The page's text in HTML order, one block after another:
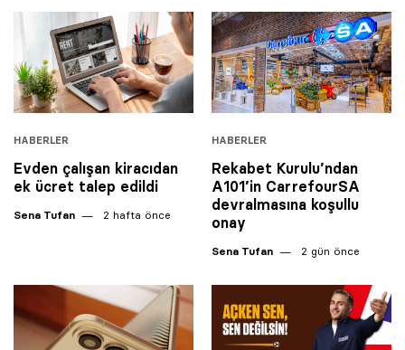
HABERLER
Evden çalışan kiracıdan
ek ücret talep edildi
Sena Tufan 2 hafta önce
HABERLER
Rekabet Kurulu’ndan
A101’in CarrefourSA
devralmasına koşullu
onay
Sena Tufan 2 gün önce
© 2001 Rota Yayın Yapım Tanıtım Tic. Ltd. Şti. Bu Sitede Bulunan
Yazı Ve Çizimlerin Her Hakkı Saklıdır.
tarafından tasarlanmış ve